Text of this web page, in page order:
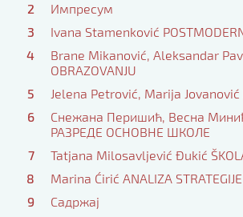
2
Импресум
3
Ivana Stamenković
4
Brane Mikanović, Aleksandar
OBRAZOVANJU
5
Jelena Petrović, Marija Jovanović
6
Снежана Перишић, Весна
РАЗРЕДЕ ОСНОВНЕ ШКОЛЕ
7
Tatjana Milosavljević Đukić ŠKOLA
8
Marina Ćirić ANALIZA
9
Садржај